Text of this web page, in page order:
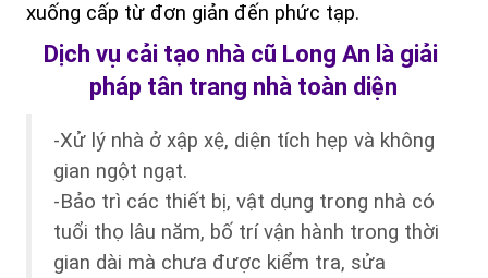
xuống cấp từ đơn giản đến phức tạp.
Dịch vụ cải tạo nhà cũ Long An là giải
pháp tân trang nhà toàn diện
-Xử lý nhà ở xập xệ, diện tích hẹp và không
gian ngột ngạt.
-Bảo trì các thiết bị, vật dụng trong nhà có
tuổi thọ lâu năm, bố trí vận hành trong thời
gian dài mà chưa được kiểm tra, sửa